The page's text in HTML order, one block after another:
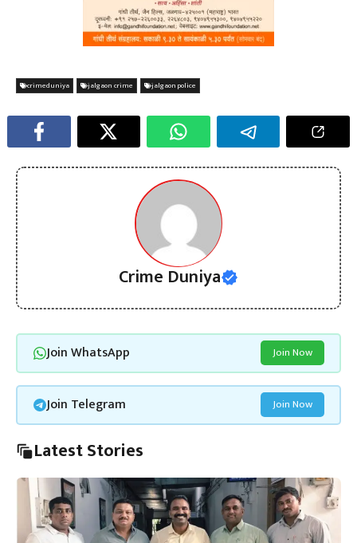
crimeduniya jalgaon crime jalgaon police
Crime Duniya
Join WhatsApp Join Now
Join Telegram Join Now
Latest Stories